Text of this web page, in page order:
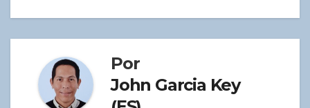
Por
John Garcia Key